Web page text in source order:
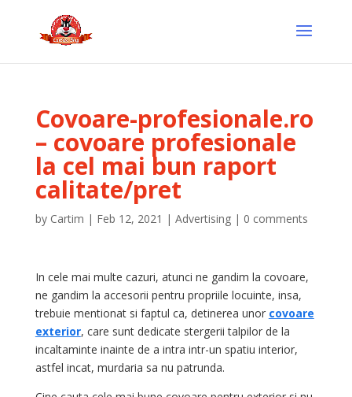
Covoare-profesionale.ro
– covoare profesionale
la cel mai bun raport
calitate/pret
by Cartim | Feb 12, 2021 | Advertising| 0 comments
In cele mai multe cazuri, atunci ne gandim la covoare,
ne gandim la accesorii pentru propriile locuinte, insa,
trebuie mentionat si faptul ca, detinerea unor covoare
exterior, care sunt dedicate stergerii talpilor de la
incaltaminte inainte de a intra intr-un spatiu interior,
astfel incat, murdaria sa nu patrunda.